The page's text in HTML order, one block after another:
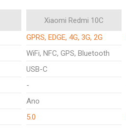
Xiaomi Redmi 10C
GPRS, EDGE, 4G, 3G, 2G
WiFi, NFC, GPS, Bluetooth
USB-C
-
Ano
5.0